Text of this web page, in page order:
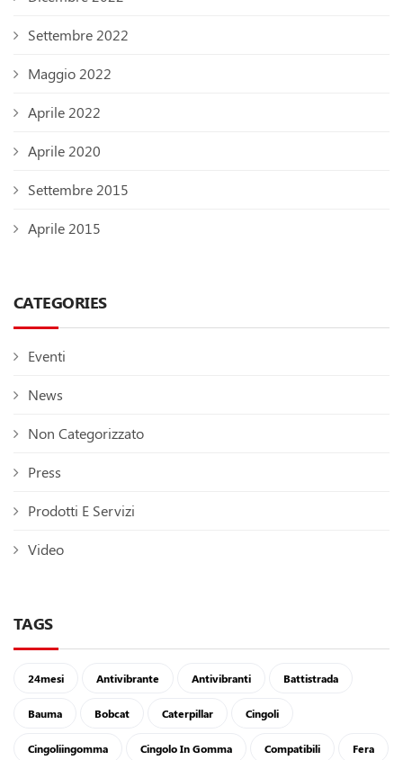
Settembre 2022
Maggio 2022
Aprile 2022
Aprile 2020
Settembre 2015
Aprile 2015
CATEGORIES
Eventi
News
Non Categorizzato
Press
Prodotti E Servizi
Video
TAGS
24mesi Antivibrante Antivibranti Battistrada
Bauma Bobcat Caterpillar Cingoli
Cingoliingomma Cingolo In Gomma Compatibili Fera